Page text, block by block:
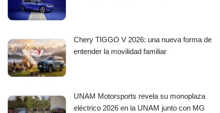
Chery TIGGO V 2026: una nueva forma de
entender la movilidad familiar
UNAM Motorsports revela su monoplaza
eléctrico 2026 en la UNAM junto con MG